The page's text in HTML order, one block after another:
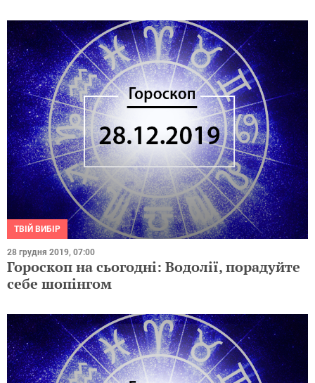
ТВІЙ ВИБІР
28 грудня 2019, 07:00
Гороскоп на сьогодні: Водолії, порадуйте
себе шопінгом